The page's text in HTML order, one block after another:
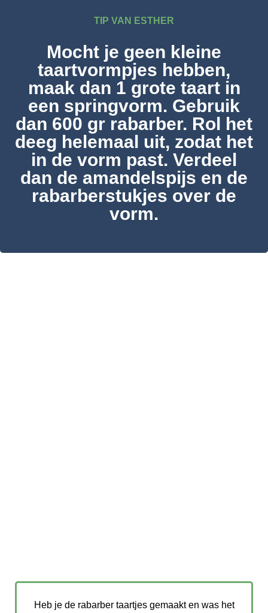
TIP VAN ESTHER
Mocht je geen kleine
taartvormpjes hebben,
maak dan 1 grote taart in
een springvorm. Gebruik
dan 600 gr rabarber. Rol het
deeg helemaal uit, zodat het
in de vorm past. Verdeel
dan de amandelspijs en de
rabarberstukjes over de
vorm.
Heb je de rabarber taartjes gemaakt en was het